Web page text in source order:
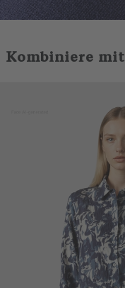
Kombiniere mit